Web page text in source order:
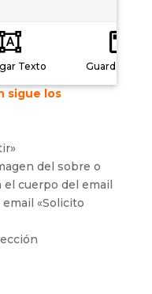
Texto Guardar
sigue los
del sobre o
cuerpo del email
«Solicito